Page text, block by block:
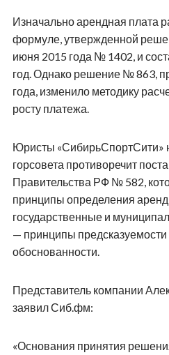
Изначально арендная плата
формуле, утвержденной
июня 2015 года № 1402, и
год. Однако решение № 863,
года, изменило методику
росту платежа.
Юристы «СибирьСпортСити»
горсовета противоречит
Правительства РФ № 582,
принципы определения
государственные и
— принципы предсказуемости
обоснованности.
Представитель компании
заявил Сиб.фм:
«Основания принятия